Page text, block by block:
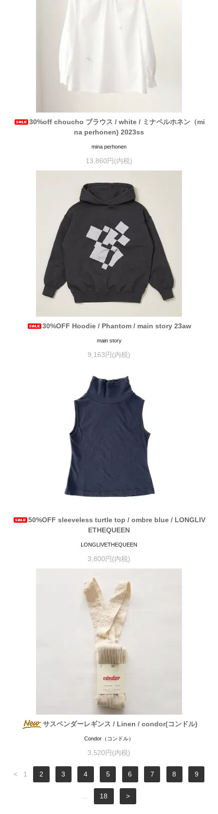
30%off choucho ブラウス / white / ミナペルホネン（mi
na perhonen) 2023ss
mina perhonen
13,860円(内税)
30%OFF Hoodie / Phantom / main story 23aw
main story
9,163円(内税)
50%OFF sleeveless turtle top / ombre blue / LONGLIV
ETHEQUEEN
LONGLIVETHEQUEEN
3,800円(内税)
サスペンダーレギンス / Linen / condor(コンドル)
Condor（コンドル）
3,520円(内税)
< 1 2 3 4 5 6 7 8 9
18 >